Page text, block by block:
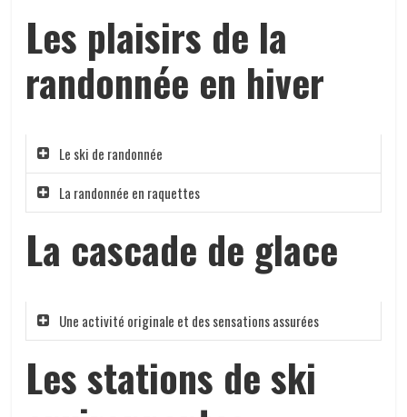
Les plaisirs de la
randonnée en hiver
Le ski de randonnée
La randonnée en raquettes
La cascade de glace
Une activité originale et des sensations assurées
Les stations de ski